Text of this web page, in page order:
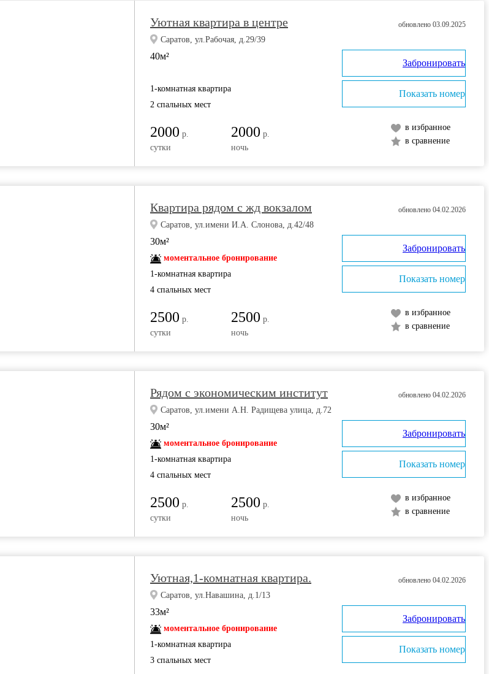
Уютная квартира в центре
Саратов, ул.Рабочая, д.29/39
40м²
1-комнатная квартира
2 спальных мест
2000 р.
сутки
2000 р.
ночь
обновлено 03.09.2025
в избранное
в сравнение
Забронировать
Показать номер
Квартира рядом с жд вокзалом
Саратов, ул.имени И.А. Слонова, д.42/48
30м²
моментальное бронирование
1-комнатная квартира
4 спальных мест
2500 р.
сутки
2500 р.
ночь
обновлено 04.02.2026
в избранное
в сравнение
Забронировать
Показать номер
Рядом с экономическим институт
Саратов, ул.имени А.Н. Радищева улица, д.72
30м²
моментальное бронирование
1-комнатная квартира
4 спальных мест
2500 р.
сутки
2500 р.
ночь
обновлено 04.02.2026
в избранное
в сравнение
Забронировать
Показать номер
Уютная,1-комнатная квартира.
Саратов, ул.Навашина, д.1/13
33м²
моментальное бронирование
1-комнатная квартира
3 спальных мест
обновлено 04.02.2026
Забронировать
Показать номер